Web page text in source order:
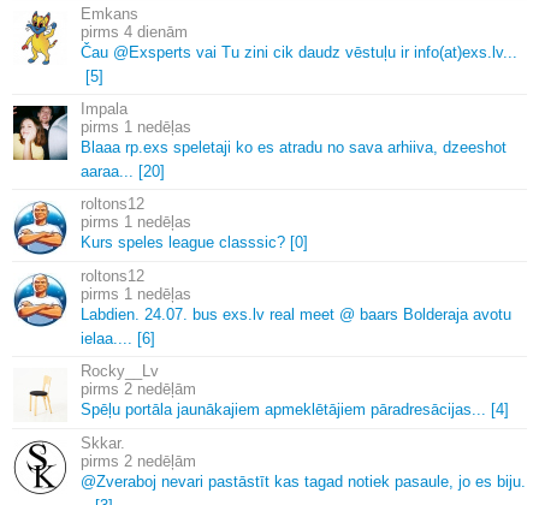
Emkans
4 dienām
Čau @Exsperts vai Tu zini cik daudz vēstuļu ir info(at)exs. lv...
[5]
Impala
1 nedēļas
Blaaa rp.exs speletaji ko es atradu no sava arhiiva, dzeeshot
aaraa... [20]
roltons12
1 nedēļas
Kurs speles league classsic? [0]
roltons12
1 nedēļas
Labdien. 24.07. bus exs. lv real meet @ baars Bolderaja avotu
ielaa.... [6]
Rocky__Lv
2 nedēļām
Spēļu portāla jaunākajiem apmeklētājiem pāradresācijas... [4]
Skkar.
2 nedēļām
@Zveraboj nevari pastāstīt kas tagad notiek pasaule, jo es biju.